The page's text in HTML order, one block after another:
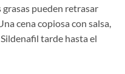
pueden retrasar
cena copiosa con salsa,
tarde hasta el